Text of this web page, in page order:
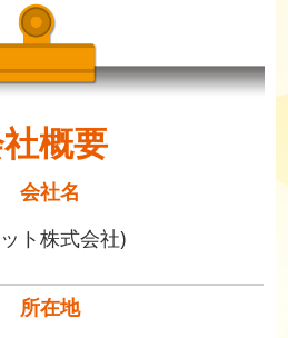
概要
会社名
ト株式会社)
所在地